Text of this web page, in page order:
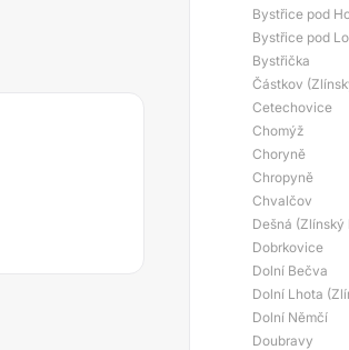
Bystřice pod
Bystřice pod
Bystřička
Částkov
Cetechovice
Chomýž
Choryně
Chropyně
Chvalčov
Dešná (Zlínský
Dobrkovice
Dolní Bečva
Dolní Lhota
Dolní Němčí
Doubravy